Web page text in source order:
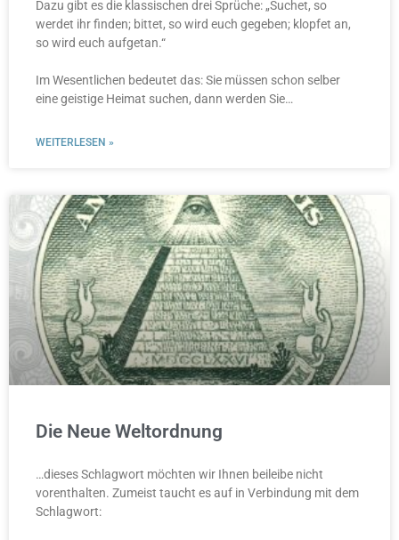
Dazu gibt es die klassischen drei Sprüche: „Suchet, so
werdet ihr finden; bittet, so wird euch gegeben; klopfet an,
so wird euch aufgetan.“
Im Wesentlichen bedeutet das: Sie müssen schon selber
eine geistige Heimat suchen, dann werden Sie…
WEITERLESEN »
Die Neue Weltordnung
…dieses Schlagwort möchten wir Ihnen beileibe nicht
vorenthalten. Zumeist taucht es auf in Verbindung mit dem
Schlagwort: